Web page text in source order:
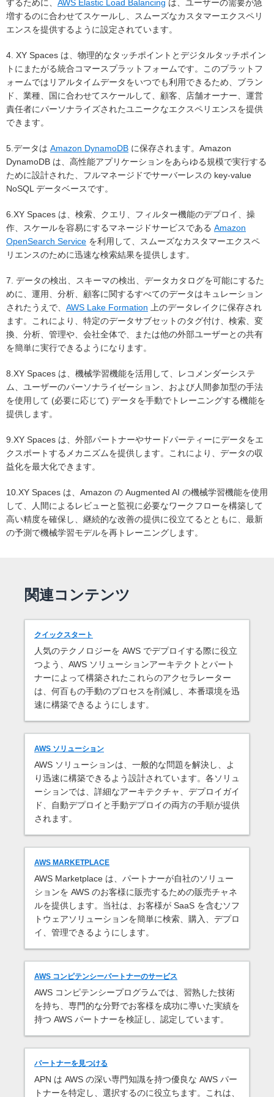
するために、 AWS Elastic Load Balancing は、ユーザーの需要が急
増するのに合わせてスケールし、スムーズなカスタマーエクスペリ
エンスを提供するように設定されています。
4. XY Spaces は、物理的なタッチポイントとデジタルタッチポイン
トにまたがる統合コマースプラットフォームです。このプラットフ
ォームではリアルタイムデータをいつでも利用できるため、ブラン
ド、業種、国に合わせてスケールして、顧客、店舗オーナー、運営
責任者にパーソナライズされたユニークなエクスペリエンスを提供
できます。
5.データは Amazon DynamoDB に保存されます。Amazon
DynamoDB は、高性能アプリケーションをあらゆる規模で実行する
ために設計された、フルマネージドでサーバーレスの key-value
NoSQL データベースです。
6.XY Spaces は、検索、クエリ、フィルター機能のデプロイ、操
作、スケールを容易にするマネージドサービスである Amazon
OpenSearch Service を利用して、スムーズなカスタマーエクスペ
リエンスのために迅速な検索結果を提供します。
7. データの検出、スキーマの検出、データカタログを可能にするた
めに、運用、分析、顧客に関するすべてのデータはキュレーション
されたうえで、 AWS Lake Formation 上のデータレイクに保存され
ます。これにより、特定のデータサブセットのタグ付け、検索、変
換、分析、管理や、会社全体で、または他の外部ユーザーとの共有
を簡単に実行できるようになります。
8.XY Spaces は、機械学習機能を活用して、レコメンダーシステ
ム、ユーザーのパーソナライゼーション、および人間参加型の手法
を使用して (必要に応じて) データを手動でトレーニングする機能を
提供します。
9.XY Spaces は、外部パートナーやサードパーティーにデータをエ
クスポートするメカニズムを提供します。これにより、データの収
益化を最大化できます。
10.XY Spaces は、Amazon の Augmented AI の機械学習機能を使用
して、人間によるレビューと監視に必要なワークフローを構築して
高い精度を確保し、継続的な改善の提供に役立てるとともに、最新
の予測で機械学習モデルを再トレーニングします。
関連コンテンツ
クイックスタート
人気のテクノロジーを AWS でデプロイする際に役立
つよう、AWS ソリューションアーキテクトとパート
ナーによって構築されたこれらのアクセラレーター
は、何百もの手動のプロセスを削減し、本番環境を迅
速に構築できるようにします。
AWS ソリューション
AWS ソリューションは、一般的な問題を解決し、よ
り迅速に構築できるよう設計されています。各ソリュ
ーションでは、詳細なアーキテクチャ、デプロイガイ
ド、自動デプロイと手動デプロイの両方の手順が提供
されます。
AWS MARKETPLACE
AWS Marketplace は、パートナーが自社のソリュー
ションを AWS のお客様に販売するための販売チャネ
ルを提供します。当社は、お客様が SaaS を含むソフ
トウェアソリューションを簡単に検索、購入、デプロ
イ、管理できるようにします。
AWS コンピテンシーパートナーのサービス
AWS コンピテンシープログラムでは、習熟した技術
を持ち、専門的な分野でお客様を成功に導いた実績を
持つ AWS パートナーを検証し、認定しています。
パートナーを見つける
APN は AWS の深い専門知識を持つ優良な AWS パー
トナーを特定し、選択するのに役立ちます。これは、